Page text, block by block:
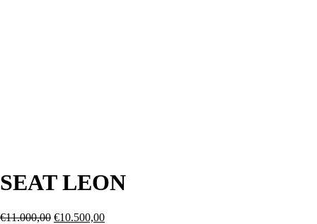
SEAT LEON
€11.000,00 €10.500,00